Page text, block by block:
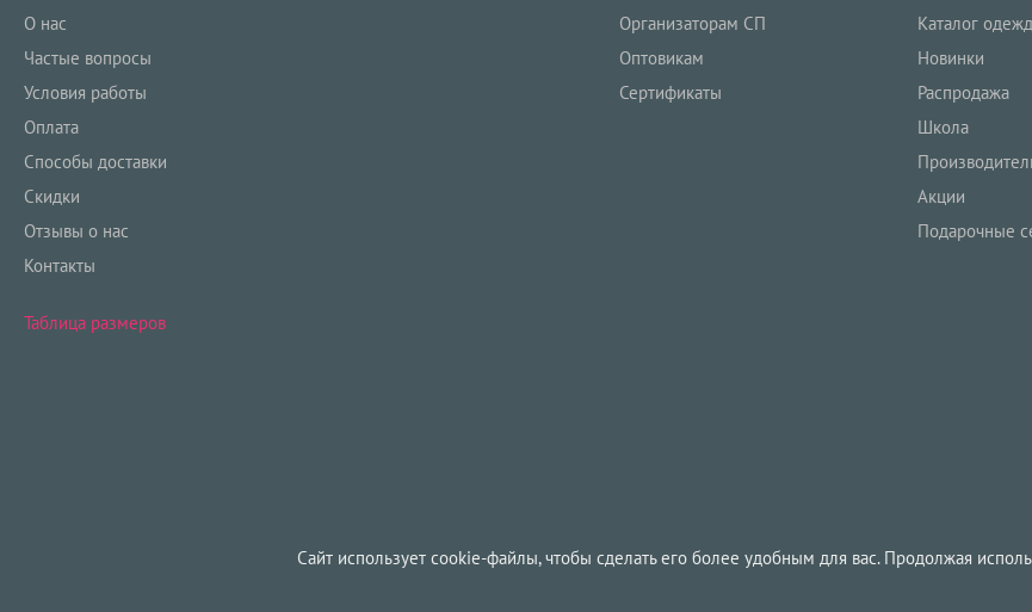
О нас
Частые вопросы
Условия работы
Оплата
Способы доставки
Скидки
Отзывы о нас
Контакты
Таблица размеров
Организаторам СП
Оптовикам
Сертификаты
Каталог
Новинки
Распродажа
Школа
Акции
Подарочные
Сайт использует cookie-файлы, чтобы сделать его более удобным для вас. Продолжая